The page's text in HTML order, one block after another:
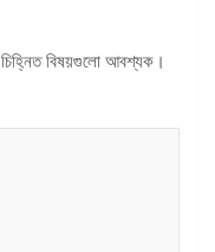
চিহ্নিত বিষয়গুলো আবশ্যক।